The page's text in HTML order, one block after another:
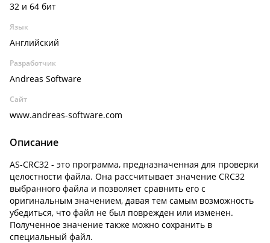
32 и 64 бит
Язык
Английский
Разработчик
Andreas Software
Сайт
www.andreas-software.com
Описание
AS-CRC32 - это программа, предназначенная для проверки
целостности файла. Она рассчитывает значение CRC32
выбранного файла и позволяет сравнить его с
оригинальным значением, давая тем самым возможность
убедиться, что файл не был поврежден или изменен.
Полученное значение также можно сохранить в
специальный файл.